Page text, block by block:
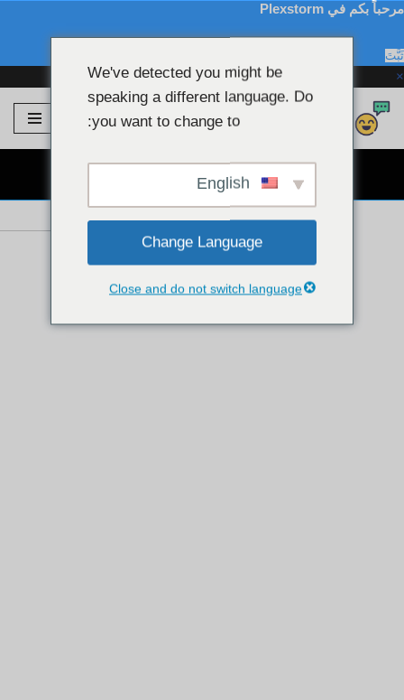
مرحباً بكم في Plexstorm
ثَبَّتَ
×
تخطى
💖 موديلات VIP
دردشة كاميرا ويب مجانية 👉
We've detected you might be
speaking a different language. Do
you want to change to:
Change Language
Close and do not switch language